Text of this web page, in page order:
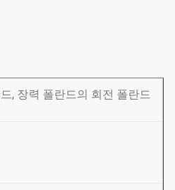
, 장력 폴란드의 회전 폴란드